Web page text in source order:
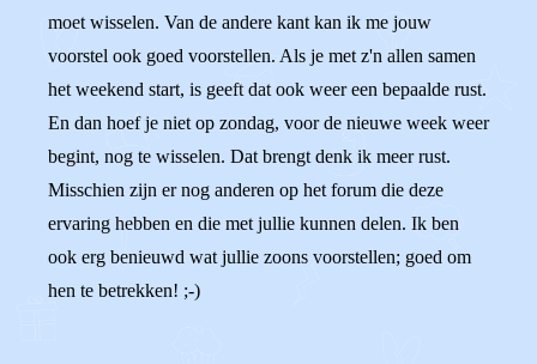
moet wisselen. Van de andere kant kan ik me jouw
voorstel ook goed voorstellen. Als je met z'n allen samen
het weekend start, is geeft dat ook weer een bepaalde rust.
En dan hoef je niet op zondag, voor de nieuwe week weer
begint, nog te wisselen. Dat brengt denk ik meer rust.
Misschien zijn er nog anderen op het forum die deze
ervaring hebben en die met jullie kunnen delen. Ik ben
ook erg benieuwd wat jullie zoons voorstellen; goed om
hen te betrekken! ;-)